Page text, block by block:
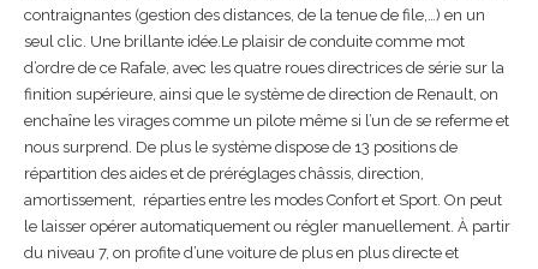
contraignantes (gestion des distances, de la tenue de file,…) en un
seul clic. Une brillante idée.Le plaisir de conduite comme mot
d’ordre de ce Rafale, avec les quatre roues directrices de série sur la
finition supérieure, ainsi que le système de direction de Renault, on
enchaîne les virages comme un pilote même si l’un de se referme et
nous surprend. De plus le système dispose de 13 positions de
répartition des aides et de préréglages châssis, direction,
amortissement, réparties entre les modes Confort et Sport. On peut
le laisser opérer automatiquement ou régler manuellement. À partir
du niveau 7, on profite d’une voiture de plus en plus directe et